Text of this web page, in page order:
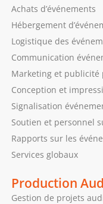
Achats d’événements
Hébergement
Logistique des
Communication
Marketing et publicité
Conception et
Signalisation
Soutien et personnel
Rapports sur les
Services globaux
Production
Gestion de projets